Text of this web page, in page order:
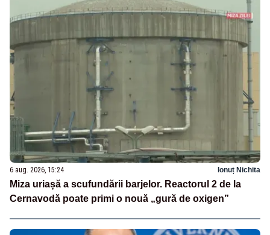
6 aug. 2026, 15:24 Ionuț Nichita
Miza uriașă a scufundării barjelor. Reactorul 2 de la
Cernavodă poate primi o nouă „gură de oxigen”